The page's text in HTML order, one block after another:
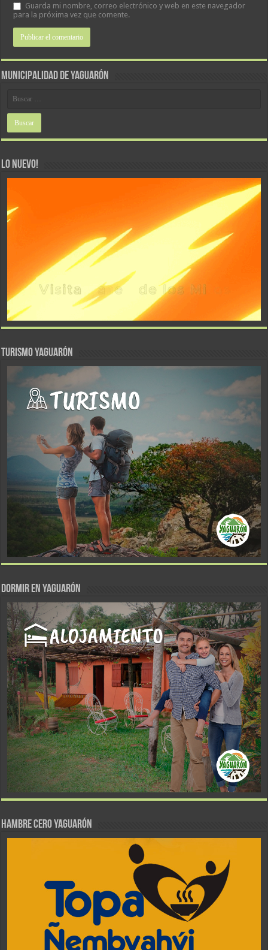
Guarda mi nombre, correo electrónico y web en este navegador
para la próxima vez que comente.
MUNICIPALIDAD DE YAGUARÓN
LO NUEVO!
TURISMO YAGUARÓN
DORMIR EN YAGUARÓN
Hambre Cero Yaguarón